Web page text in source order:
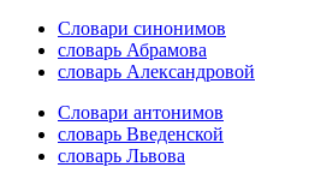
Словари синонимов
словарь Абрамова
словарь Александровой
Словари антонимов
словарь Введенской
словарь Львова